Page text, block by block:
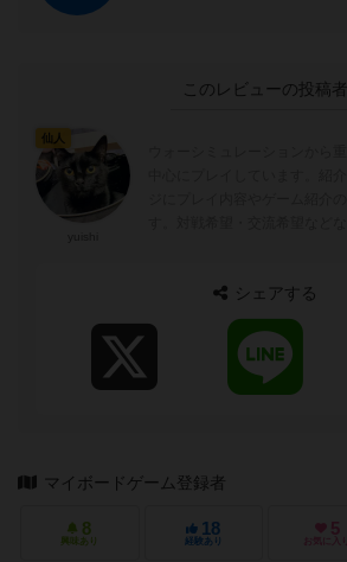
このレビューの投稿者
仙人
シェアする
マイボードゲーム登録者
8
興味あり
18
経験あり
5
お気に入り